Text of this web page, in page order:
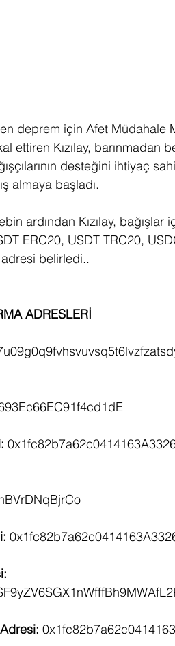
deprem için Afet Müdahale
ettiren Kızılay, barınmadan
desteğini ihtiyaç
almaya başladı.
ardından Kızılay,
ERC20, USDT TRC20,
belirledi..
ADRESLERİ